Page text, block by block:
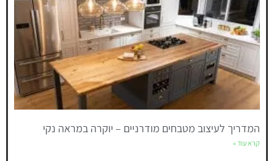
המדריך לעיצוב מטבחים מודרניים – יוקרה במראה נקי
קרא עוד »